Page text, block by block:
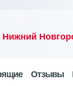
Нижний
Отзывы